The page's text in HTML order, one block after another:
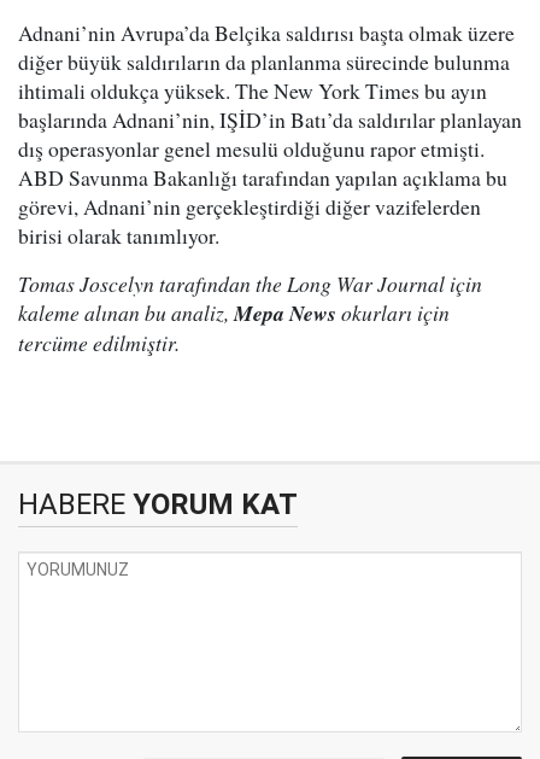
Adnani’nin Avrupa’da Belçika saldırısı başta olmak üzere
diğer büyük saldırıların da planlanma sürecinde bulunma
ihtimali oldukça yüksek. The New York Times bu ayın
başlarında Adnani’nin, IŞİD’in Batı’da saldırılar planlayan
dış operasyonlar genel mesulü olduğunu rapor etmişti.
ABD Savunma Bakanlığı tarafından yapılan açıklama bu
görevi, Adnani’nin gerçekleştirdiği diğer vazifelerden
birisi olarak tanımlıyor.
Tomas Joscelyn tarafından the Long War Journal için
kaleme alınan bu analiz,Mepa News okurları için
tercüme edilmiştir.
HABERE YORUM KAT